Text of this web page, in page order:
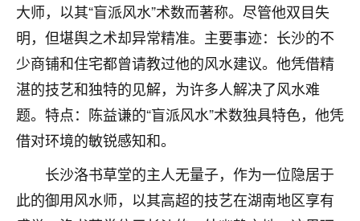
大师，以其“盲派风水”术数而著称。尽管他双目失
明，但堪舆之术却异常精准。主要事迹：长沙的不
少商铺和住宅都曾请教过他的风水建议。他凭借精
湛的技艺和独特的见解，为许多人解决了风水难
题。特点：陈益谦的“盲派风水”术数独具特色，他凭
借对环境的敏锐感知和。
长沙洛书草堂的主人无量子，作为一位隐居于
此的御用风水师，以其高超的技艺在湖南地区享有
12小时前 来自北京 32
心心相印
我身体不太好，总是病病殃殃的，去检查又没什么大
问题，反正就是不舒服。中医西医看遍了，找不到问
题，后来无意中看到有人推荐慧来老师，跟老师聊过
之后，心情豁然开朗，也听老师建议，处理了一些因
果问题。今年以来，身体比以前好多，主要是心情好
了，老师说境随心转，现在深有体会了。
鹿森：是的，其实跟老师聊过之后，最大的感